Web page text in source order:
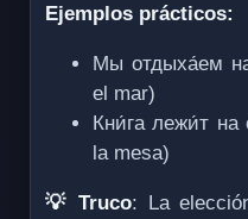
Ejemplos prácticos:
Мы отдыха́ем
el mar)
Кни́га лежи́т
la mesa)
💡 Truco: La